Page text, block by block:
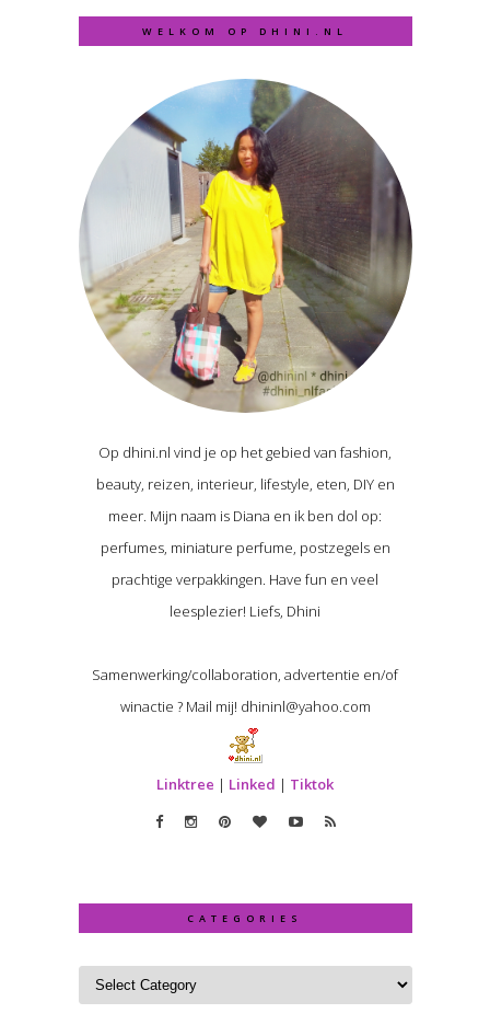
WELKOM OP DHINI.NL
Op dhini.nl vind je op het gebied van fashion,
beauty, reizen, interieur, lifestyle, eten, DIY en
meer. Mijn naam is Diana en ik ben dol op:
perfumes, miniature perfume, postzegels en
prachtige verpakkingen. Have fun en veel
leesplezier! Liefs, Dhini
Samenwerking/collaboration, advertentie en/of
winactie ? Mail mij! dhininl@yahoo.com
Linktree | Linked | Tiktok
CATEGORIES